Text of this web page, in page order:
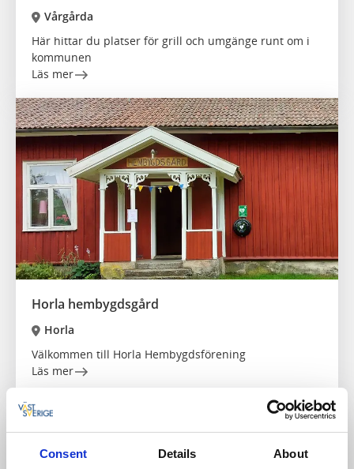
Consent Details About
Vårgårda
Här hittar du platser för grill och umgänge runt om i
kommunen
Läs mer
Horla hembygdsgård
Horla
Välkommen till Horla Hembygdsförening
Läs mer